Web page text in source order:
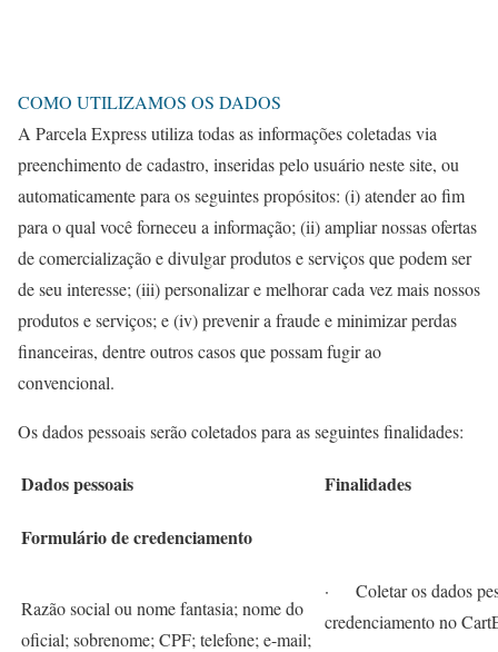
COMO UTILIZAMOS OS DADOS
A Parcela Express utiliza todas as informações coletadas via
preenchimento de cadastro, inseridas pelo usuário neste site, ou
automaticamente para os seguintes propósitos: (i) atender ao fim
para o qual você forneceu a informação; (ii) ampliar nossas ofertas
de comercialização e divulgar produtos e serviços que podem ser
de seu interesse; (iii) personalizar e melhorar cada vez mais nossos
produtos e serviços; e (iv) prevenir a fraude e minimizar perdas
financeiras, dentre outros casos que possam fugir ao
convencional.
Os dados pessoais serão coletados para as seguintes finalidades:
Dados pessoais Finalidades
Formulário de credenciamento
Razão social ou nome fantasia; nome do
oficial; sobrenome; CPF; telefone; e-mail;
· Coletar os dados
credenciamento no